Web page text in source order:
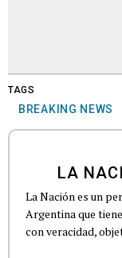
TAGS
BREAKING NEWS
LA
La Nación es un
Argentina que
con veracidad,